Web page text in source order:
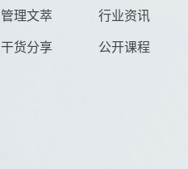
管理文萃
干货分享
行业资讯
公开课程